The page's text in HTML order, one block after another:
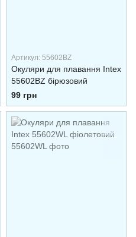
Артикул: 55602BZ
Окуляри для плавання Intex
55602BZ бірюзовий
99 грн